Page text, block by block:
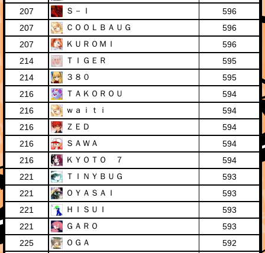
207
Ｓ－Ｉ
596
207
ＣＯＯＬＢＡＵＧ
596
207
ＫＵＲＯＭＩ
596
214
ＴＩＧＥＲ
595
214
３８０
595
216
ＴＡＫＯＲＯＵ
594
216
ｗａｉｔｉ
594
216
ＺＥＤ
594
216
ＳＡＷＡ
594
216
ＫＹＯＴＯ ７
594
221
ＴＩＮＹＢＵＧ
593
221
ＯＹＡＳＡＩ
593
221
ＨＩＳＵＩ
593
221
ＧＡＲＯ
593
225
ＯＧＡ
592